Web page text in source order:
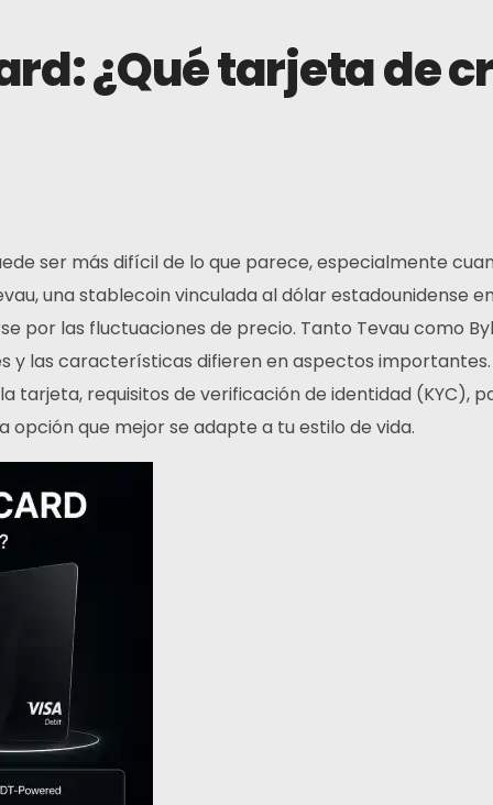
¿Qué tarjeta de
ser más difícil de lo que parece, especialmente
una stablecoin vinculada al dólar estadounidense
por las fluctuaciones de precio. Tanto Tevau como
y las características difieren en aspectos
tarjeta, requisitos de verificación de identidad (KYC),
opción que mejor se adapte a tu estilo de vida.